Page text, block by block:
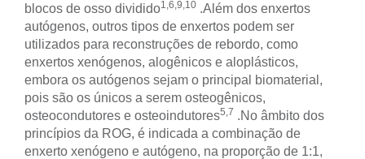
blocos de osso dividido1,6,9,10 .Além dos enxertos
autógenos, outros tipos de enxertos podem ser
utilizados para reconstruções de rebordo, como
enxertos xenógenos, alogênicos e aloplásticos,
embora os autógenos sejam o principal biomaterial,
pois são os únicos a serem osteogênicos,
osteocondutores e osteoindutores5,7 .No âmbito dos
princípios da ROG, é indicada a combinação de
enxerto xenógeno e autógeno, na proporção de 1:1,